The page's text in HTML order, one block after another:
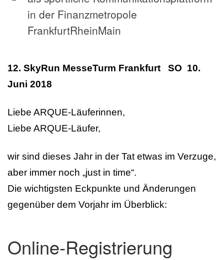
in der Finanzmetropole
FrankfurtRheinMain
12. SkyRun MesseTurm Frankfurt SO 10.
Juni 2018
Liebe ARQUE-Läuferinnen,
Liebe ARQUE-Läufer,
wir sind dieses Jahr in der Tat etwas im Verzuge,
aber immer noch „just in time“.
Die wichtigsten Eckpunkte und Änderungen
gegenüber dem Vorjahr im Überblick:
Online-Registrierung